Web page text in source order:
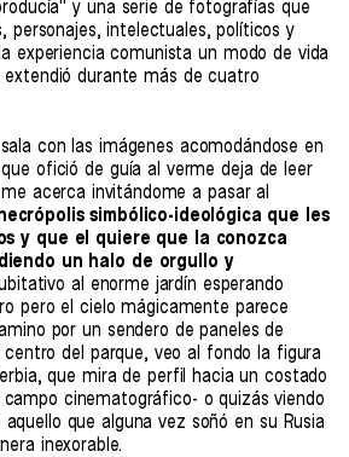
y una serie de fotografías que
personajes, intelectuales, políticos y
experiencia comunista un modo de vida
durante más de cuatro
con las imágenes acomodándose en
ofició de guía al verme deja de leer
acerca invitándome a pasar al
simbólico-ideológica que les
y que el quiere que la conozca
un halo de orgullo y
al enorme jardín esperando
pero el cielo mágicamente parece
por un sendero de paneles de
del parque, veo al fondo la figura
que mira de perfil hacia un costado
cinematográfico- o quizás viendo
que alguna vez soñó en su Rusia
inexorable.